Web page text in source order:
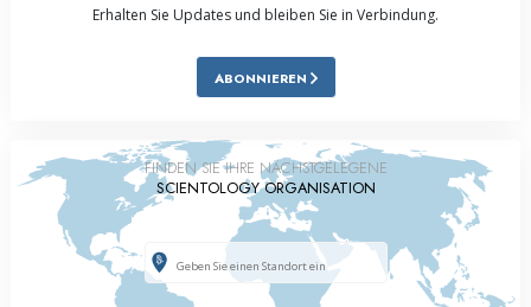
Erhalten Sie Updates und bleiben Sie in Verbindung.
ABONNIEREN
FINDEN SIE IHRE NÄCHSTGELEGENE
SCIENTOLOGY ORGANISATION